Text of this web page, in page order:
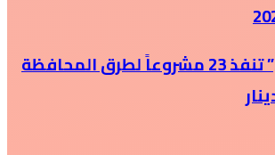
“أشغال المفرق” تنفذ 23 مشروعاً لطرق المحافظة